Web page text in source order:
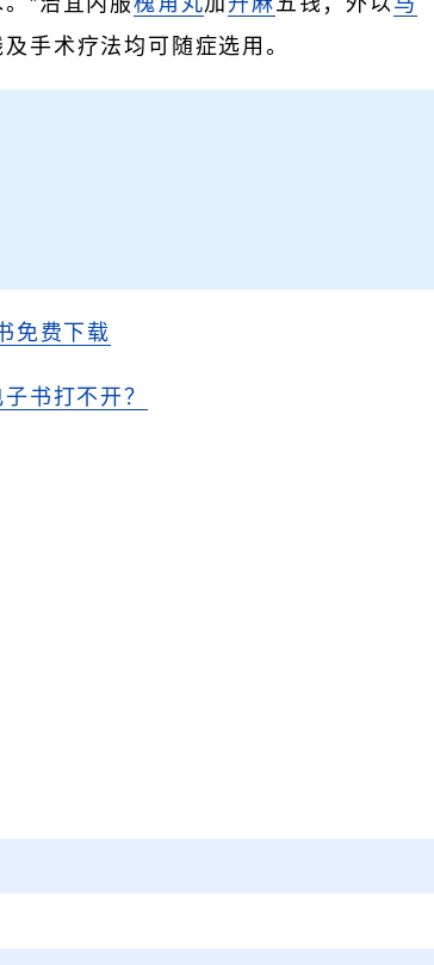
手术疗法均可随症选用。
免费下载
子书打不开？